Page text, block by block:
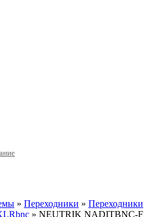
» Переходники » Переходники
» NEUTRIK NADITBNC-F